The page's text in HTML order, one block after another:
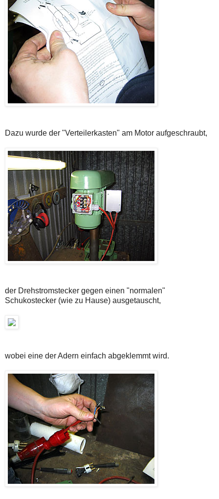
Dazu wurde der "Verteilerkasten" am Motor aufgeschraubt,
der Drehstromstecker gegen einen "normalen"
Schukostecker (wie zu Hause) ausgetauscht,
wobei eine der Adern einfach abgeklemmt wird.